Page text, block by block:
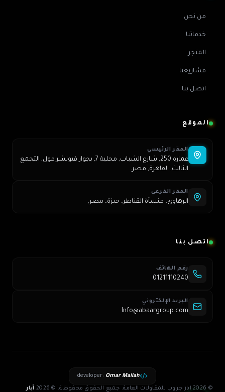
من نحن
خدماتنا
المتجر
مشاريعنا
اتصل بنا
الموقع
المقر الرئيسي
عمارة 250, شارع الشباب, محلية 7, بجوار فيوتشر مول, التجمع
الثالث, القاهرة, مصر.
المقر الفرعي
الرهاوي، منشأة القناطر، جيزة، مصر.
اتصل بنا
رقم الهاتف
01211110240
البريد الإلكتروني
Info@abaargroup.com
© 2026 ابار جروب للمقاولات العامة. جميع الحقوق محفوظة. ©
2026 آبار
developer: Omar Mallah